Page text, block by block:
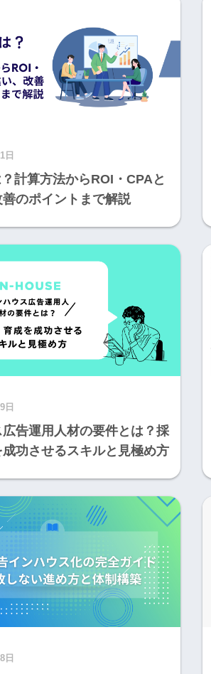
日
計算方法からROI・CPAと
のポイントまで解説
日
告運用人材の要件とは？採
成功させるスキルと見極め方
日